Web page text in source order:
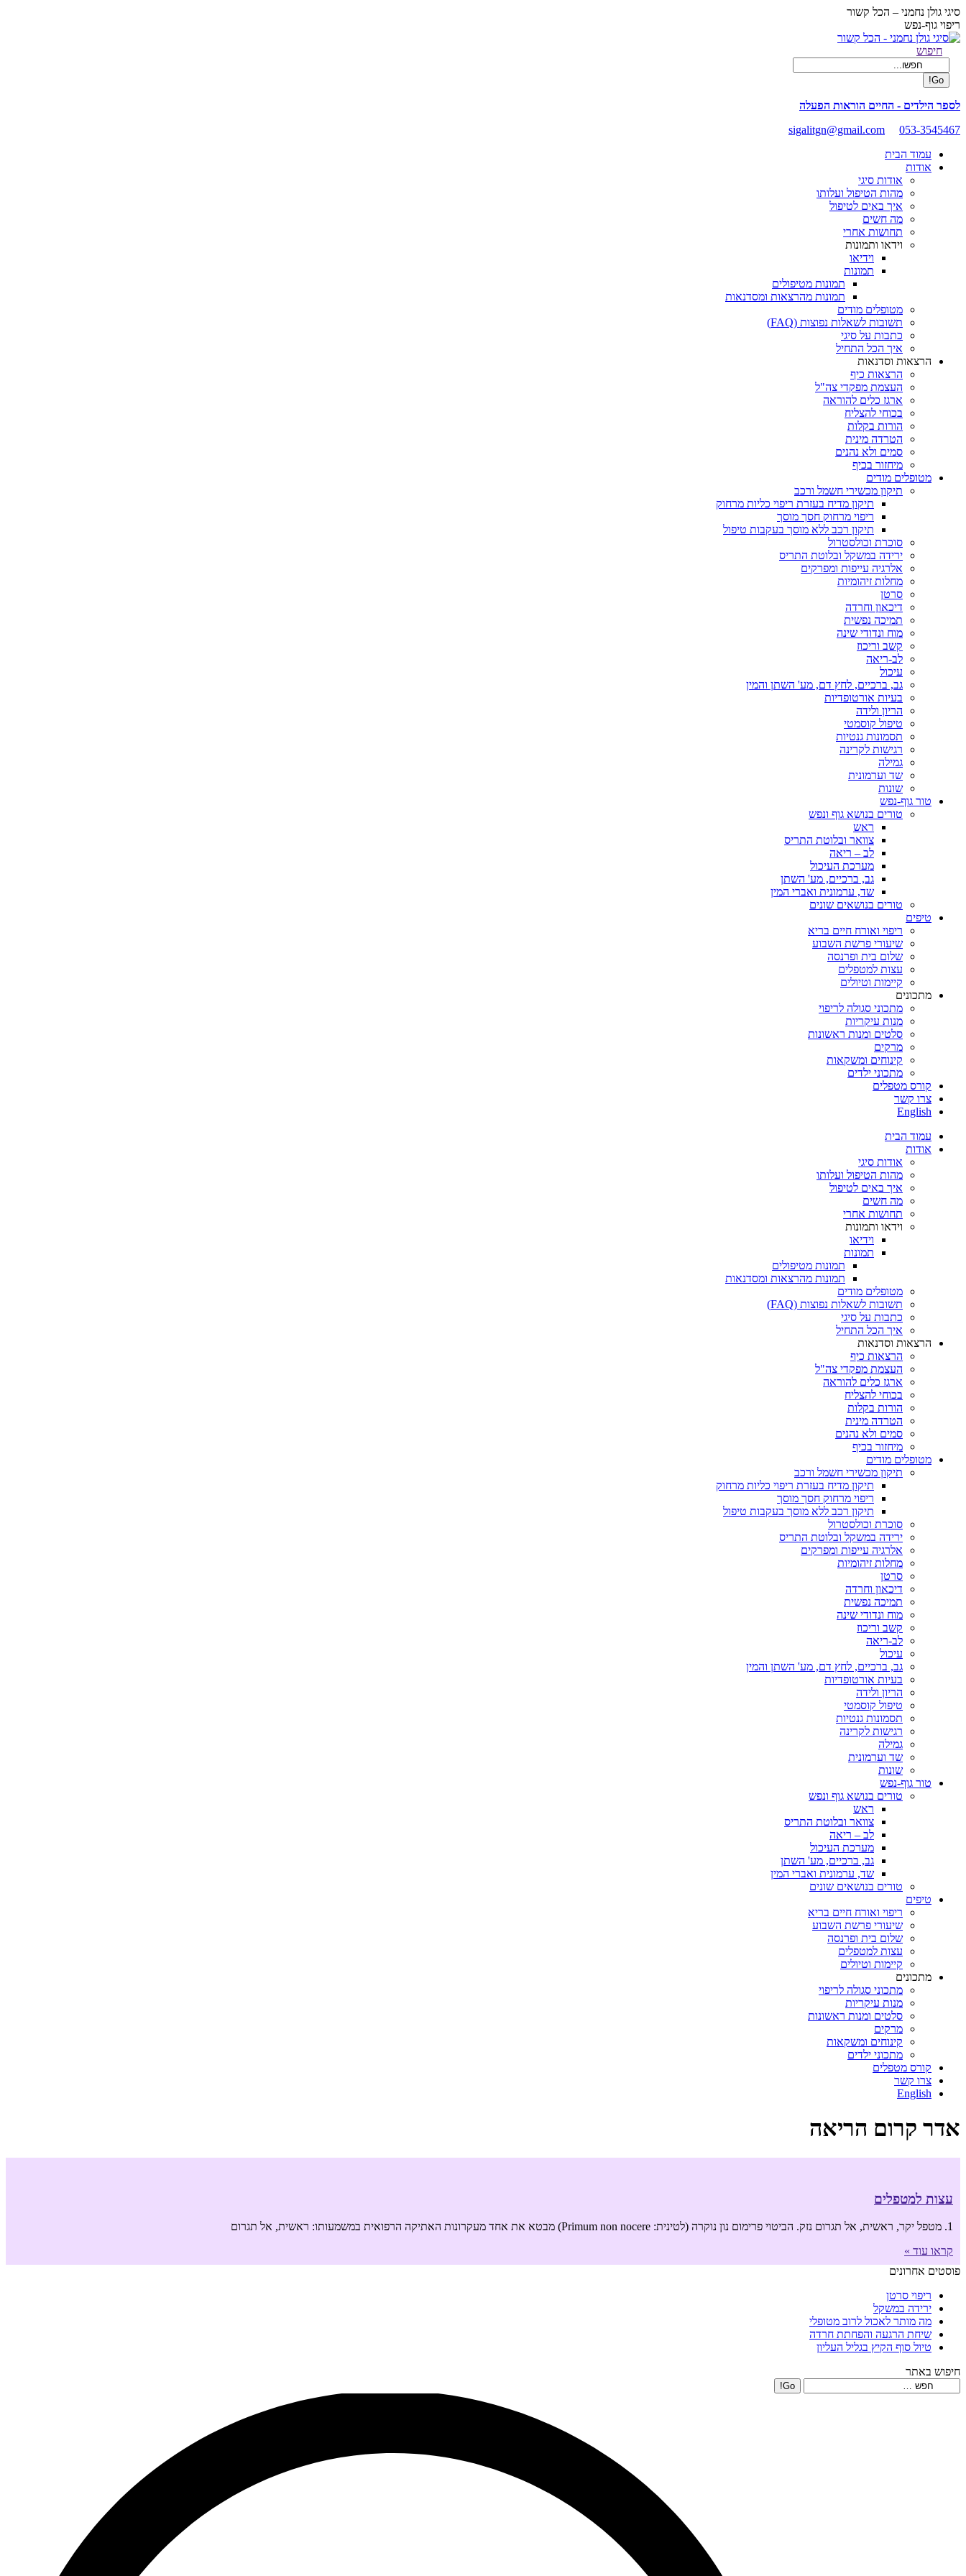
Skip
to
content
סיגי גולן נחמני – הכל קשור
ריפוי גוף-נפש
Facebook
opens
new
window
Search:
חיפוש
לספר הילדים - החיים הוראות הפעלה
sigalitgn@gmail.com
053-3545467
עמוד הבית
אודות
אודות סיגי
מהות הטיפול ועלותו
איך באים לטיפול
מה חשים
תחושות אחרי
וידאו ותמונות
וידיאו
תמונות
תמונות מטיפולים
תמונות מהרצאות ומסדנאות
מטופלים מודים
תשובות לשאלות נפוצות (FAQ)
כתבות על סיגי
איך הכל התחיל
הרצאות וסדנאות
הרצאות כיף
העצמת מפקדי צה"ל
ארגז כלים להוראה
בכוחי להצליח
הורות בקלות
הטרדה מינית
סמים ולא נהנים
מיחזור בכיף
מטופלים מודים
תיקון מכשירי חשמל ורכב
תיקון מדיח בעזרת ריפוי כליות מרחוק
ריפוי מרחוק חסך מוסך
תיקון רכב ללא מוסך בעקבות טיפול
סוכרת וכולסטרול
ירידה במשקל ובלוטת התריס
אלרגיה עייפות ומפרקים
מחלות זיהומיות
סרטן
דיכאון וחרדה
תמיכה נפשית
מוח ונדודי שינה
קשב וריכוז
לב-ריאה
עיכול
גב, ברכיים, לחץ דם, מע' השתן והמין
בעיות אורטופדיות
הריון ולידה
טיפול קוסמטי
תסמונות גנטיות
רגישות לקרינה
גמילה
שד וערמונית
שונות
טור גוף-נפש
טורים בנושא גוף ונפש
ראש
צוואר ובלוטת התריס
לב – ריאה
מערכת העיכול
גב, ברכיים, מע' השתן
שד, ערמונית ואברי המין
טורים בנושאים שונים
טיפים
ריפוי ואורח חיים בריא
שיעורי פרשת השבוע
שלום בית ופרנסה
עצות למטפלים
קיימות וטיולים
מתכונים
מתכוני סגולה לריפוי
מנות עיקריות
סלטים ומנות ראשונות
מרקים
קינוחים ומשקאות
מתכוני ילדים
קורס מטפלים
צרו קשר
English
עמוד הבית
אודות
אודות סיגי
מהות הטיפול ועלותו
איך באים לטיפול
מה חשים
תחושות אחרי
וידאו ותמונות
וידיאו
תמונות
תמונות מטיפולים
תמונות מהרצאות ומסדנאות
מטופלים מודים
תשובות לשאלות נפוצות (FAQ)
כתבות על סיגי
איך הכל התחיל
הרצאות וסדנאות
הרצאות כיף
העצמת מפקדי צה"ל
ארגז כלים להוראה
בכוחי להצליח
הורות בקלות
הטרדה מינית
סמים ולא נהנים
מיחזור בכיף
מטופלים מודים
תיקון מכשירי חשמל ורכב
תיקון מדיח בעזרת ריפוי כליות מרחוק
ריפוי מרחוק חסך מוסך
תיקון רכב ללא מוסך בעקבות טיפול
סוכרת וכולסטרול
ירידה במשקל ובלוטת התריס
אלרגיה עייפות ומפרקים
מחלות זיהומיות
סרטן
דיכאון וחרדה
תמיכה נפשית
מוח ונדודי שינה
קשב וריכוז
לב-ריאה
עיכול
גב, ברכיים, לחץ דם, מע' השתן והמין
בעיות אורטופדיות
הריון ולידה
טיפול קוסמטי
תסמונות גנטיות
רגישות לקרינה
גמילה
שד וערמונית
שונות
טור גוף-נפש
טורים בנושא גוף ונפש
ראש
צוואר ובלוטת התריס
לב – ריאה
מערכת העיכול
גב, ברכיים, מע' השתן
שד, ערמונית ואברי המין
טורים בנושאים שונים
טיפים
ריפוי ואורח חיים בריא
שיעורי פרשת השבוע
שלום בית ופרנסה
עצות למטפלים
קיימות וטיולים
מתכונים
מתכוני סגולה לריפוי
מנות עיקריות
סלטים ומנות ראשונות
מרקים
קינוחים ומשקאות
מתכוני ילדים
קורס מטפלים
צרו קשר
English
אדר קרום הריאה
עצות למטפלים
1. מטפל יקר, ראשית, אל תגרום נזק. הביטוי פרימום נון נוקרה (לטינית: Primum non nocere) מבטא את אחד מעקרונות האתיקה הרפואית במשמעותו: ראשית, אל תגרום
קראו עוד »
פוסטים אחרונים
ריפוי סרטן
ירידה במשקל
מה מותר לאכול לרוב מטופלי
שיחת הרגעה והפחתת חרדה
טיול סוף הקיץ בגליל העליון
חיפוש באתר
Search: